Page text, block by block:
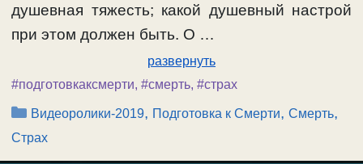
душевная тяжесть; какой душевный настрой
при этом должен быть. О …
развернуть
#подготовкаксмерти, #смерть, #страх
Рубрики
Видеоролики-2019, Подготовка к Смерти,Смерть,
Страх